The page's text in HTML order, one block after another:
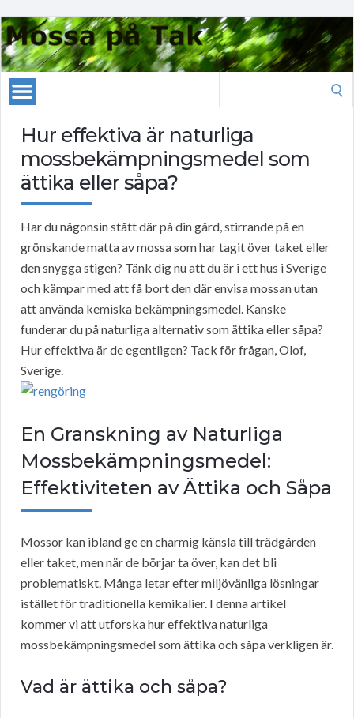
Hur effektiva är naturliga
mossbekämpningsmedel som
ättika eller såpa?
Har du någonsin stått där på din gård, stirrande på en
grönskande matta av mossa som har tagit över taket eller
den snygga stigen? Tänk dig nu att du är i ett hus i Sverige
och kämpar med att få bort den där envisa mossan utan
att använda kemiska bekämpningsmedel. Kanske
funderar du på naturliga alternativ som ättika eller såpa?
Hur effektiva är de egentligen? Tack för frågan, Olof,
Sverige.
En Granskning av Naturliga
Mossbekämpningsmedel:
Effektiviteten av Ättika och Såpa
Mossor kan ibland ge en charmig känsla till trädgården
eller taket, men när de börjar ta över, kan det bli
problematiskt. Många letar efter miljövänliga lösningar
istället för traditionella kemikalier. I denna artikel
kommer vi att utforska hur effektiva naturliga
mossbekämpningsmedel som ättika och såpa verkligen är.
Vad är ättika och såpa?